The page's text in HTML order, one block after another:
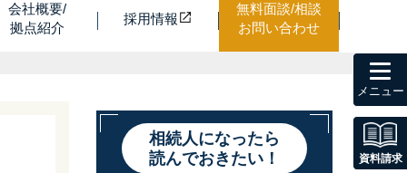
会社概要/
拠点紹介
採用情報
無料面談/相談
お問い合わせ
相続人になったら
読んでおきたい！
資料請求